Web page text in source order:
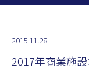
2015.11.28
2017年商業施